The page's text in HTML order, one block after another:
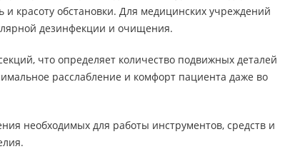
и красоту обстановки. Для медицинских учреждений
дезинфекции и очищения.
что определяет количество подвижных деталей
расслабление и комфорт пациента даже во
необходимых для работы инструментов, средств и